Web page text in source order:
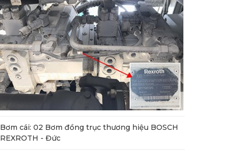
Bơm cái: 02 Bơm đồng trục thương hiệu BOSCH
REXROTH - Đức